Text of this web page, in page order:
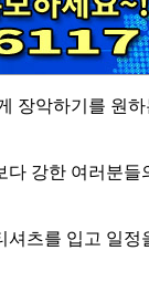
장악하기를 원하
다 강한 여러분들
셔츠를 입고 일정